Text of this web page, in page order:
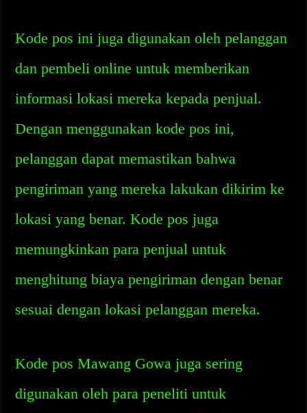
Kode pos ini juga digunakan oleh pelanggan
dan pembeli online untuk memberikan
informasi lokasi mereka kepada penjual.
Dengan menggunakan kode pos ini,
pelanggan dapat memastikan bahwa
pengiriman yang mereka lakukan dikirim ke
lokasi yang benar. Kode pos juga
memungkinkan para penjual untuk
menghitung biaya pengiriman dengan benar
sesuai dengan lokasi pelanggan mereka.
Kode pos Mawang Gowa juga sering
digunakan oleh para peneliti untuk